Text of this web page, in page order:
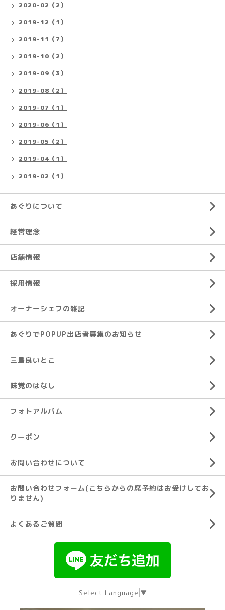
2020-02（2）
2019-12（1）
2019-11（7）
2019-10（2）
2019-09（3）
2019-08（2）
2019-07（1）
2019-06（1）
2019-05（2）
2019-04（1）
2019-02（1）
あぐりについて
経営理念
店舗情報
採用情報
オーナーシェフの雑記
あぐりでPOPUP出店者募集のお知らせ
三島良いとこ
味覚のはなし
フォトアルバム
クーポン
お問い合わせについて
お問い合わせフォーム(こちらからの席予約はお受けしてお
りません)
よくあるご質問
Select Language ▼